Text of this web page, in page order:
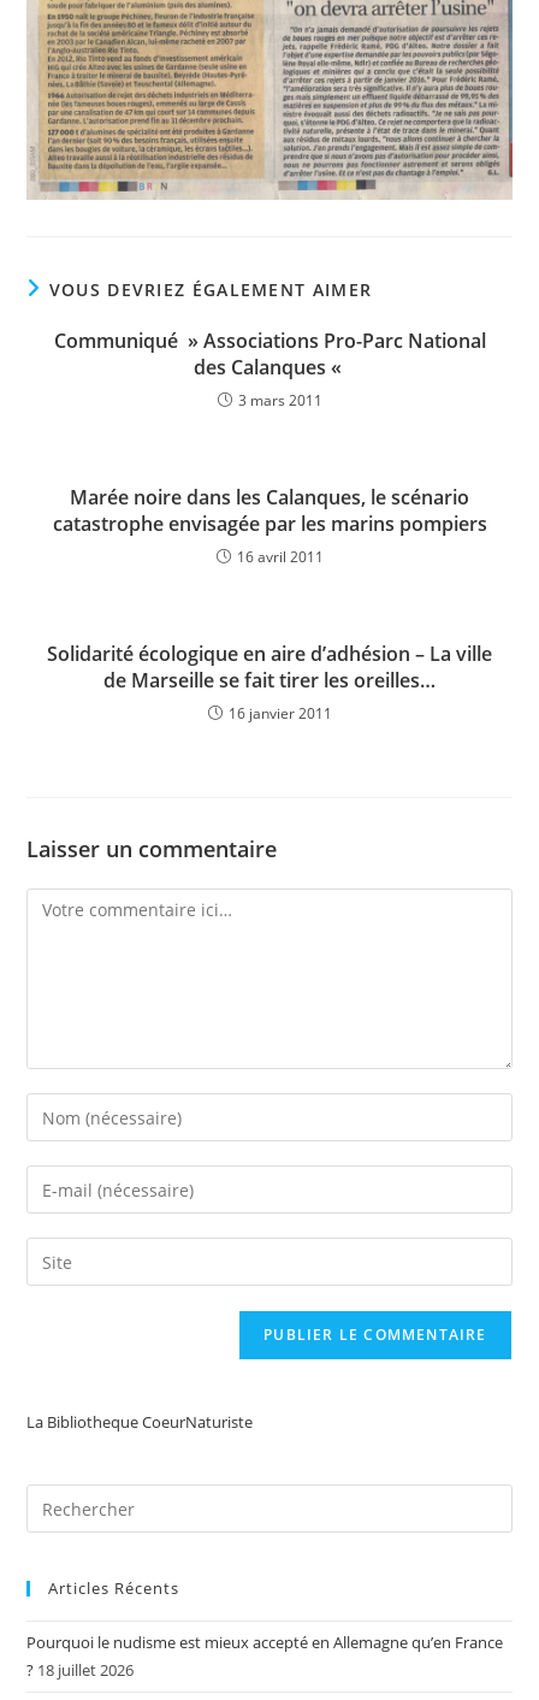
VOUS DEVRIEZ ÉGALEMENT AIMER
Communiqué » Associations Pro-Parc National
des Calanques «
3 mars 2011
Marée noire dans les Calanques, le scénario
catastrophe envisagée par les marins pompiers
16 avril 2011
Solidarité écologique en aire d’adhésion – La ville
de Marseille se fait tirer les oreilles…
16 janvier 2011
Laisser un commentaire
Comment
Enter
your
name
comment
Enter
your
email
address
Saisir
l’URL
La Bibliotheque CoeurNaturiste
Articles Récents
Pourquoi le nudisme est mieux accepté en Allemagne qu’en France
? 18 juillet 2026